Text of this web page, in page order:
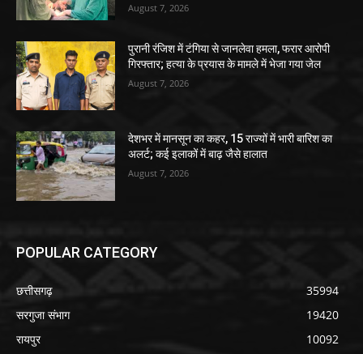
August 7, 2026
पुरानी रंजिश में टंगिया से जानलेवा हमला, फरार आरोपी
गिरफ्तार; हत्या के प्रयास के मामले में भेजा गया जेल
August 7, 2026
देशभर में मानसून का कहर, 15 राज्यों में भारी बारिश का
अलर्ट; कई इलाकों में बाढ़ जैसे हालात
August 7, 2026
POPULAR CATEGORY
छत्तीसगढ़
35994
सरगुजा संभाग
19420
रायपुर
10092